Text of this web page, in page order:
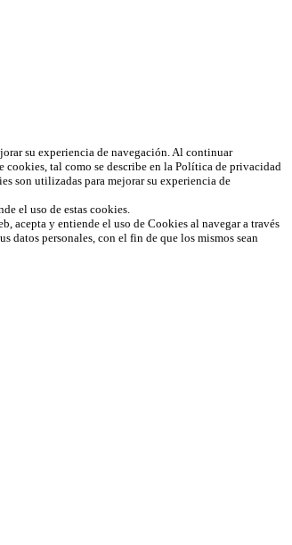
su experiencia de navegación. Al continuar
cookies, tal como se describe en la Política de privacidad
son utilizadas para mejorar su experiencia de
el uso de estas cookies.
acepta y entiende el uso de Cookies al navegar a través
datos personales, con el fin de que los mismos sean